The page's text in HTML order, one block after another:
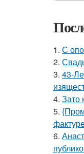
1. С
2.
3. 43-
4. Зато
5.
6.